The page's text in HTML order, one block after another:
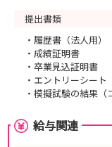
提出書類
・履歴書（法人用）
・成績証明書
・卒業見込証明書
・エントリーシート
・模擬試験の結果（
給与関連